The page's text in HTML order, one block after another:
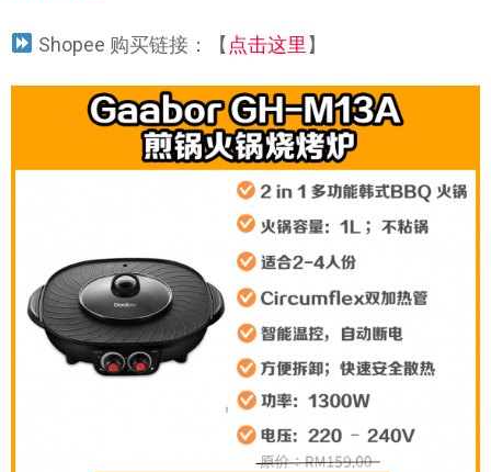
Shopee 购买链接：【点击这里】